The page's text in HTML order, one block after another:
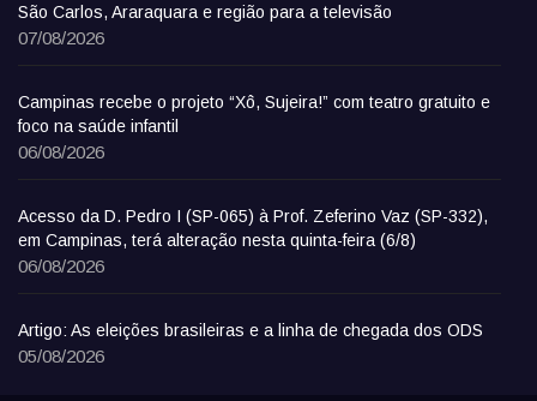
São Carlos, Araraquara e região para a televisão
07/08/2026
Campinas recebe o projeto “Xô, Sujeira!” com teatro gratuito e
foco na saúde infantil
06/08/2026
Acesso da D. Pedro I (SP-065) à Prof. Zeferino Vaz (SP-332),
em Campinas, terá alteração nesta quinta-feira (6/8)
06/08/2026
Artigo: As eleições brasileiras e a linha de chegada dos ODS
05/08/2026